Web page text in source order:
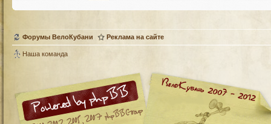
Форумы ВелоКубани Реклама на сайте
Наша команда